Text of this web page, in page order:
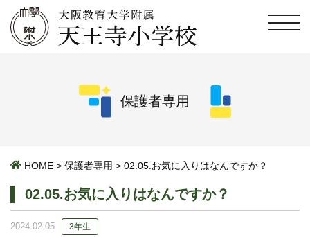
保護者専用
HOME > 保護者専用 > 02.05.お気に入りはなんですか？
02.05.お気に入りはなんですか？
2024.02.05 3年生